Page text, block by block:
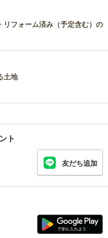
リフォーム済み（予定含む）の
土地
ト
友だち追加